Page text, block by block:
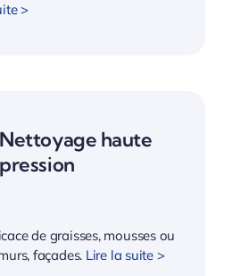
>
Nettoyage haute
pression
de graisses, mousses ou
façades. Lire la suite >